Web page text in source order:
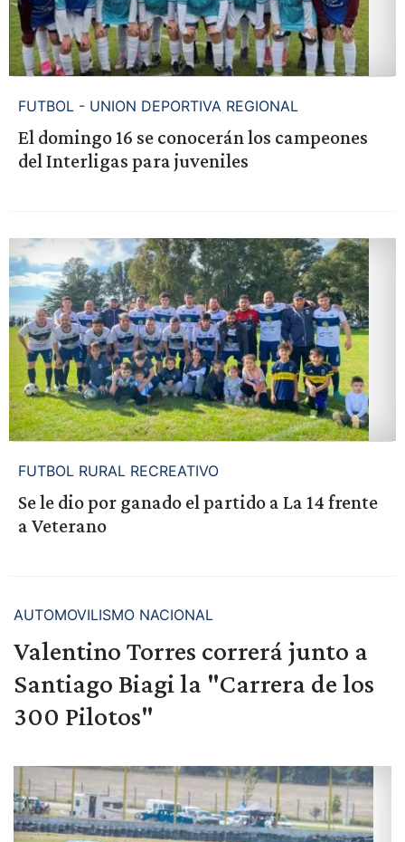
FUTBOL - UNION DEPORTIVA REGIONAL
El domingo 16 se conocerán los campeones
del Interligas para juveniles
FUTBOL RURAL RECREATIVO
Se le dio por ganado el partido a La 14 frente
a Veterano
AUTOMOVILISMO NACIONAL
Valentino Torres correrá junto a
Santiago Biagi la "Carrera de los
300 Pilotos"